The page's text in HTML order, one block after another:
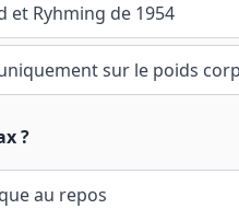
et Ryhming de 1954
sur le poids
?
au repos